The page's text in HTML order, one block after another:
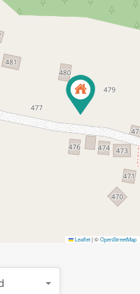
Leaflet|©OpenStreetMap